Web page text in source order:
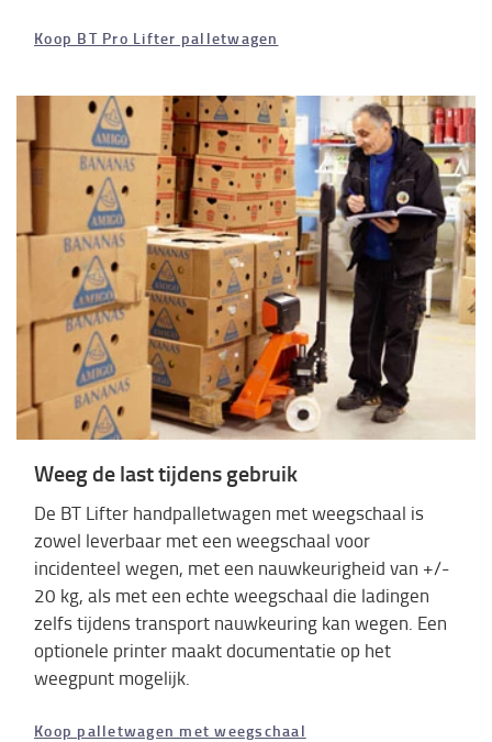
Koop BT Pro Lifter palletwagen
Weeg de last tijdens gebruik
De BT Lifter handpalletwagen met weegschaal is
zowel leverbaar met een weegschaal voor
incidenteel wegen, met een nauwkeurigheid van +/-
20 kg, als met een echte weegschaal die ladingen
zelfs tijdens transport nauwkeuring kan wegen. Een
optionele printer maakt documentatie op het
weegpunt mogelijk.
Koop palletwagen met weegschaal